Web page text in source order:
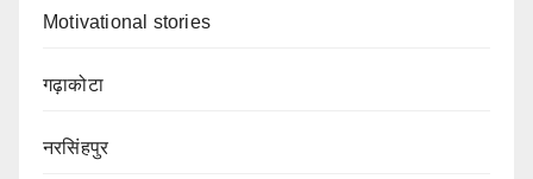
Motivational stories
गढ़ाकोटा
नरसिंहपुर